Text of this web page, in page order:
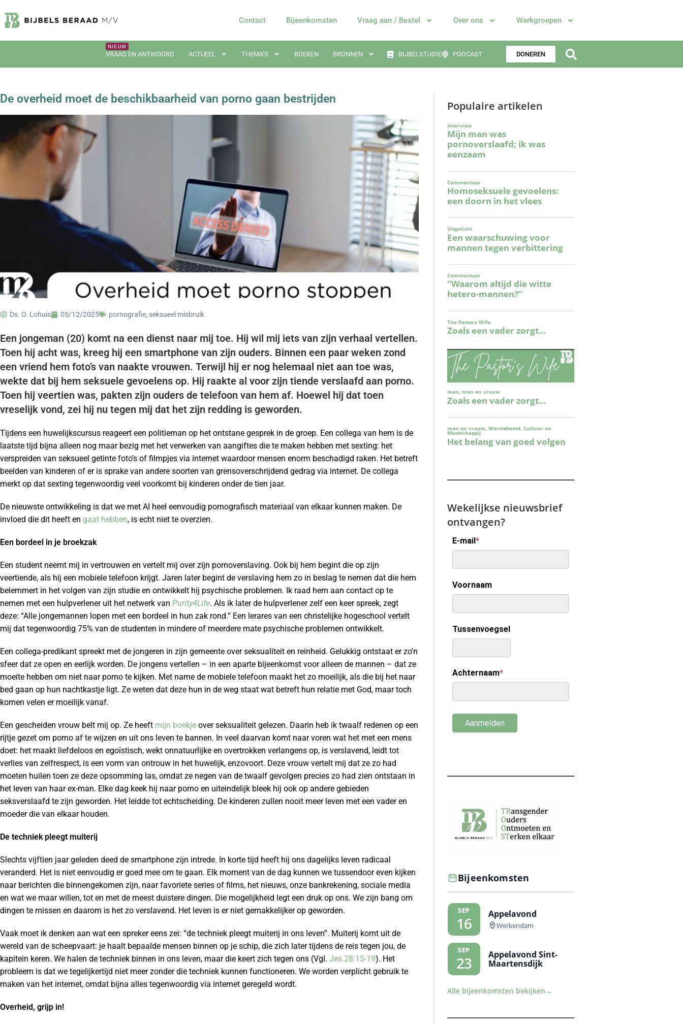
Contact Bijeenkomsten Vraag aan / Bestel Over ons Werkgroepen
VRAAG EN ANTWOORD ACTUEEL THEMA’S BOEKEN BRONNEN BIJBELSTUDIE PODCAST DONEREN
De overheid moet de beschikbaarheid van porno gaan bestrijden
Ds. O. Lohuis 05/12/2025 pornografie, seksueel misbruik
Een jongeman (20) komt na een dienst naar mij toe. Hij wil mij iets van zijn verhaal vertellen.
Toen hij acht was, kreeg hij een smartphone van zijn ouders. Binnen een paar weken zond
een vriend hem foto’s van naakte vrouwen. Terwijl hij er nog helemaal niet aan toe was,
wekte dat bij hem seksuele gevoelens op. Hij raakte al voor zijn tiende verslaafd aan porno.
Toen hij veertien was, pakten zijn ouders de telefoon van hem af. Hoewel hij dat toen
vreselijk vond, zei hij nu tegen mij dat het zijn redding is geworden.
Tijdens een huwelijkscursus reageert een politieman op het ontstane gesprek in de groep. Een collega van hem is de
laatste tijd bijna alleen nog maar bezig met het verwerken van aangiftes die te maken hebben met sexting: het
verspreiden van seksueel getinte foto’s of filmpjes via internet waardoor mensen enorm beschadigd raken. Het betreft
beelden van kinderen of er is sprake van andere soorten van grensoverschrijdend gedrag via internet. De collega
merkt op dat sexting tegenwoordig veel voorkomt bij kinderen onder de tien jaar.
De nieuwste ontwikkeling is dat we met AI heel eenvoudig pornografisch materiaal van elkaar kunnen maken. De
invloed die dit heeft en gaat hebben, is echt niet te overzien.
Een bordeel in je broekzak
Een student neemt mij in vertrouwen en vertelt mij over zijn pornoverslaving. Ook bij hem begint die op zijn
veertiende, als hij een mobiele telefoon krijgt. Jaren later begint de verslaving hem zo in beslag te nemen dat die hem
belemmert in het volgen van zijn studie en ontwikkelt hij psychische problemen. Ik raad hem aan contact op te
nemen met een hulpverlener uit het netwerk van Purity4Life. Als ik later de hulpverlener zelf een keer spreek, zegt
deze: “Alle jongemannen lopen met een bordeel in hun zak rond.” Een lerares van een christelijke hogeschool vertelt
mij dat tegenwoordig 75% van de studenten in mindere of meerdere mate psychische problemen ontwikkelt.
Een collega-predikant spreekt met de jongeren in zijn gemeente over seksualiteit en reinheid. Gelukkig ontstaat er zo’n
sfeer dat ze open en eerlijk worden. De jongens vertellen – in een aparte bijeenkomst voor alleen de mannen – dat ze
moeite hebben om niet naar porno te kijken. Met name de mobiele telefoon maakt het zo moeilijk, als die bij het naar
bed gaan op hun nachtkastje ligt. Ze weten dat deze hun in de weg staat wat betreft hun relatie met God, maar toch
komen velen er moeilijk vanaf.
Een gescheiden vrouw belt mij op. Ze heeft mijn boekje over seksualiteit gelezen. Daarin heb ik twaalf redenen op een
rijtje gezet om porno af te wijzen en uit ons leven te bannen. In veel daarvan komt naar voren wat het met een mens
doet: het maakt liefdeloos en egoïstisch, wekt onnatuurlijke en overtrokken verlangens op, is verslavend, leidt tot
verlies van zelfrespect, is een vorm van ontrouw in het huwelijk, enzovoort. Deze vrouw vertelt mij dat ze zo had
moeten huilen toen ze deze opsomming las, omdat ze negen van de twaalf gevolgen precies zo had zien ontstaan in
het leven van haar ex-man. Elke dag keek hij naar porno en uiteindelijk bleek hij ook op andere gebieden
seksverslaafd te zijn geworden. Het leidde tot echtscheiding. De kinderen zullen nooit meer leven met een vader en
moeder die van elkaar houden.
De techniek pleegt muiterij
Slechts vijftien jaar geleden deed de smartphone zijn intrede. In korte tijd heeft hij ons dagelijks leven radicaal
veranderd. Het is niet eenvoudig er goed mee om te gaan. Elk moment van de dag kunnen we tussendoor even kijken
naar berichten die binnengekomen zijn, naar favoriete series of films, het nieuws, onze bankrekening, sociale media
en wat we maar willen, tot en met de meest duistere dingen. Die mogelijkheid legt een druk op ons. We zijn bang om
dingen te missen en daarom is het zo verslavend. Het leven is er niet gemakkelijker op geworden.
Vaak moet ik denken aan wat een spreker eens zei: “de techniek pleegt muiterij in ons leven”. Muiterij komt uit de
wereld van de scheepvaart: je haalt bepaalde mensen binnen op je schip, die zich later tijdens de reis tegen jou, de
kapitein keren. We halen de techniek binnen in ons leven, maar die keert zich tegen ons (Vgl. Jes.28:15-19). Het
probleem is dat we tegelijkertijd niet meer zonder die techniek kunnen functioneren. We worden verplicht gebruik te
maken van het internet, omdat bijna alles tegenwoordig via internet geregeld wordt.
Overheid, grijp in!
Populaire artikelen
Wekelijkse nieuwsbrief
ontvangen?
Bijeenkomsten
SEP
16
Appelavond
Werkendam
SEP
23
Appelavond Sint-
Maartensdijk
Alle bijeenkomsten bekijken →